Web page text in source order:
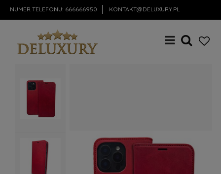
NUMER TELEFONU: 666666950 KONTAKT@DELUXURY.PL